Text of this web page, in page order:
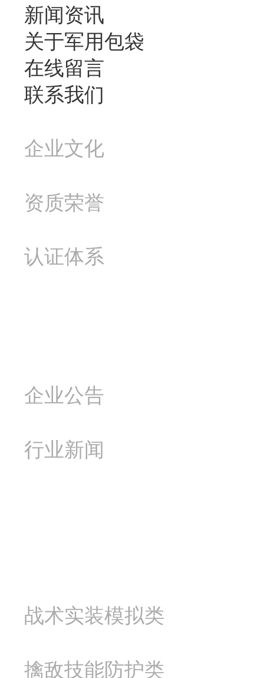
新闻资讯
关于军用包袋
在线留言
联系我们
企业文化
资质荣誉
认证体系
企业公告
行业新闻
战术实装模拟类
擒敌技能防护类